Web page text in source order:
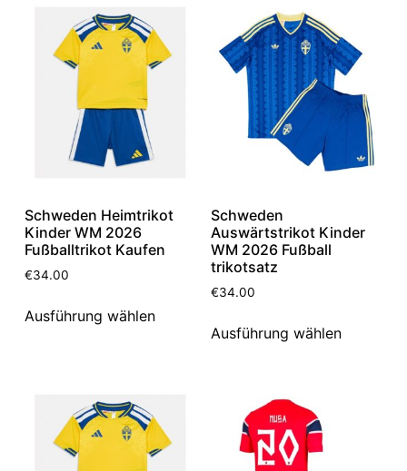
Schweden Heimtrikot
Kinder WM 2026
Fußballtrikot Kaufen
€34.00
Ausführung wählen
Schweden
Auswärtstrikot Kinder
WM 2026 Fußball
trikotsatz
€34.00
Ausführung wählen